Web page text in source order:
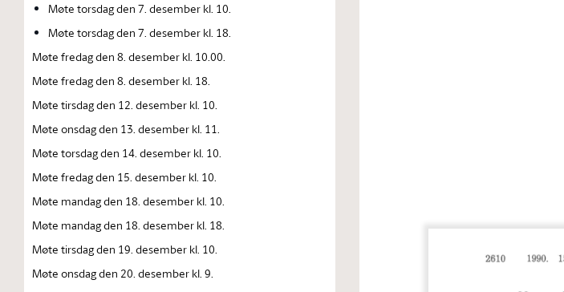
Møte torsdag den 7. desember kl. 10.
Møte torsdag den 7. desember kl. 18.
Møte fredag den 8. desember kl. 10.00.
Møte fredag den 8. desember kl. 18.
Møte tirsdag den 12. desember kl. 10.
Møte onsdag den 13. desember kl. 11.
Møte torsdag den 14. desember kl. 10.
Møte fredag den 15. desember kl. 10.
Møte mandag den 18. desember kl. 10.
Møte mandag den 18. desember kl. 18.
Møte tirsdag den 19. desember kl. 10.
Møte onsdag den 20. desember kl. 9.